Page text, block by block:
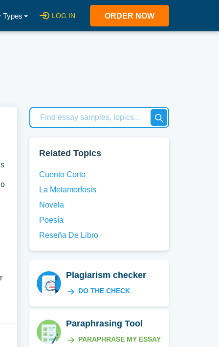
Types LOG IN ORDER NOW
Related Topics
Cuento Corto
La Metamorfosis
Novela
Poesía
Reseña De Libro
Plagiarism checker
DO THE CHECK
Paraphrasing Tool
PARAPHRASE MY ESSAY